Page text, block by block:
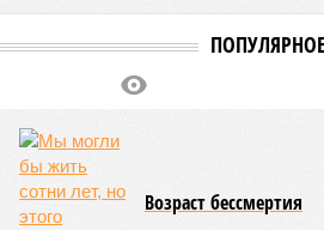
года, от лидеров рейтинга мы
Владимир Путин поставил задачу,
эта цифра выросла до 78 лет, а к
Эта железная печень
В своём новейшем исследовании,
Aging, группа учёных из